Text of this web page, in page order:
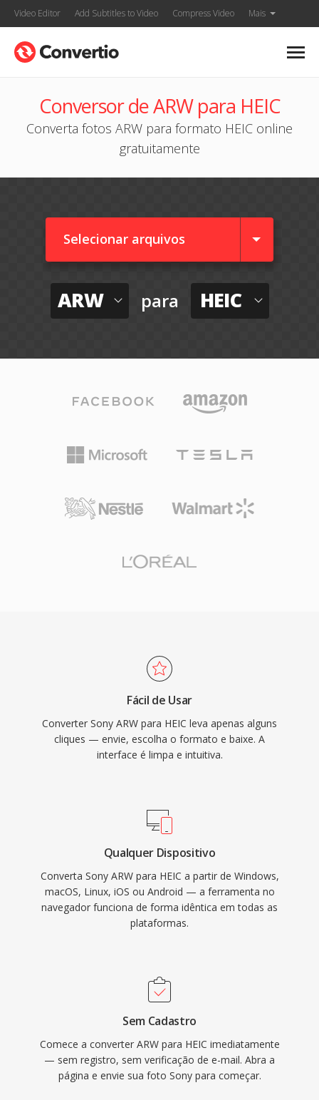
Video Editor Add Subtitles to Video Compress Video Mais
Conversor de ARW para HEIC
Converta fotos ARW para formato HEIC online
gratuitamente
Selecionar arquivos
ARW para HEIC
Fácil de Usar
Converter Sony ARW para HEIC leva apenas alguns
cliques — envie, escolha o formato e baixe. A
interface é limpa e intuitiva.
Qualquer Dispositivo
Converta Sony ARW para HEIC a partir de Windows,
macOS, Linux, iOS ou Android — a ferramenta no
navegador funciona de forma idêntica em todas as
plataformas.
Sem Cadastro
Comece a converter ARW para HEIC imediatamente
— sem registro, sem verificação de e-mail. Abra a
página e envie sua foto Sony para começar.